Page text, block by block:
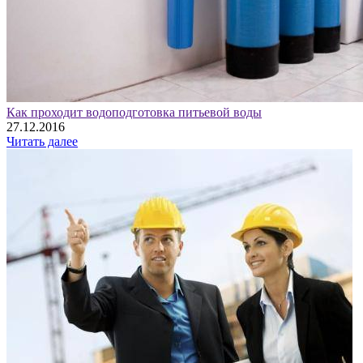
Как проходит водоподготовка питьевой воды
27.12.2016
Читать далее